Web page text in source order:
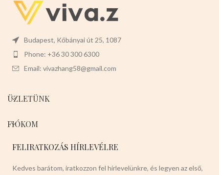
7kg Színei:-VILÁGOSBARNA -
SÖTÉTBARNA -VILÁGOS KÉK -
SÖTÉT KÉK -PIROS -RÓZSASZÍN
magas minőségét!
Budapest, Kőbányai út 25, 1087
Phone: +36 30 300 6300
Email: vivazhang58@gmail.com
ÜZLETÜNK
FIÓKOM
FELIRATKOZÁS HÍRLEVÉLRE
Kedves barátom, iratkozzon fel hírlevelünkre, és legyen az első,